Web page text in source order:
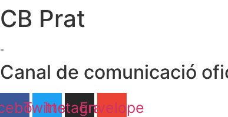
Ir
al
CB Prat
-
Canal de comunicació
Twitter
Instagram
Envelope